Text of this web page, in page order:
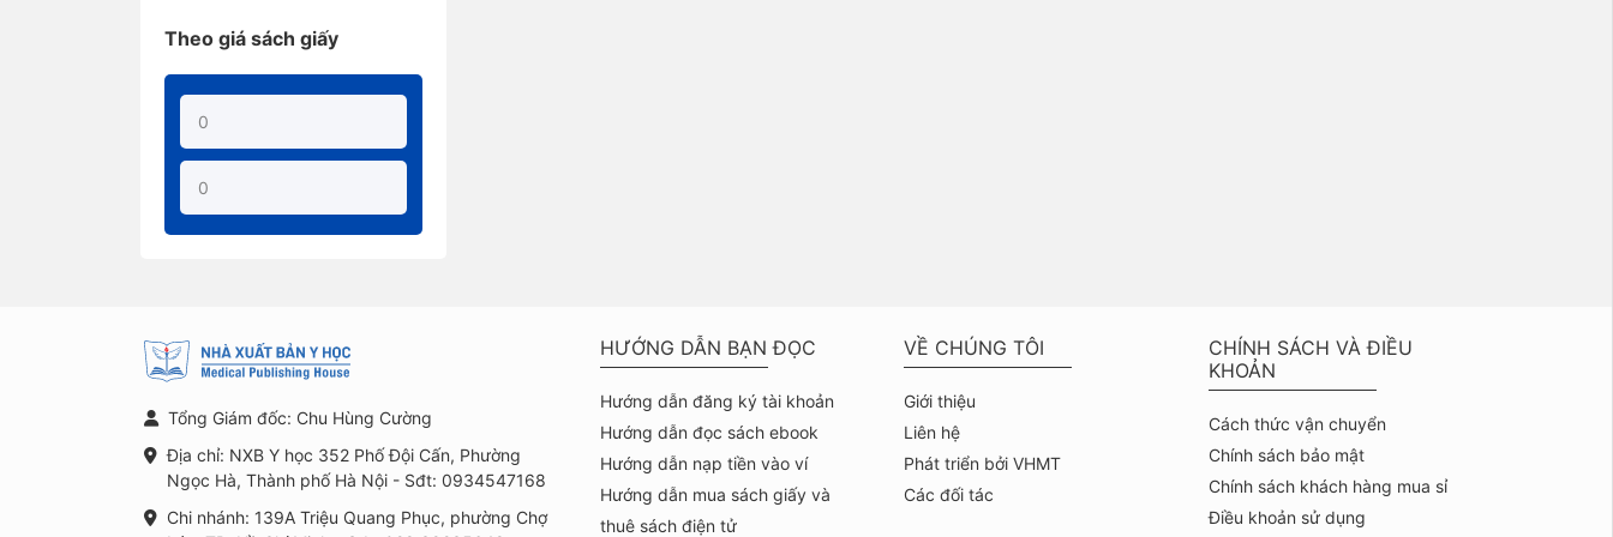
Theo giá sách giấy
Tổng Giám đốc: Chu Hùng Cường
Địa chỉ: NXB Y học 352 Phố Đội Cấn, Phường
Ngọc Hà, Thành phố Hà Nội - Sđt: 0934547168
Chi nhánh: 139A Triệu Quang Phục, phường Chợ
HƯỚNG DẪN BẠN ĐỌC
Hướng dẫn đăng ký tài khoản
Hướng dẫn đọc sách ebook
Hướng dẫn nạp tiền vào ví
Hướng dẫn mua sách giấy và
thuê sách điện tử
VỀ CHÚNG TÔI
Giới thiệu
Liên hệ
Phát triển bởi VHMT
Các đối tác
CHÍNH SÁCH VÀ ĐIỀU
KHOẢN
Cách thức vận chuyển
Chính sách bảo mật
Chính sách khách hàng mua sỉ
Điều khoản sử dụng